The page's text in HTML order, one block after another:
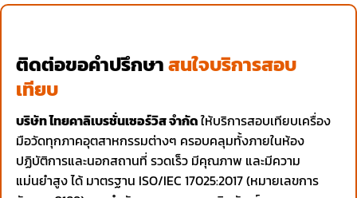
ติดต่อขอคำปรึกษาสนใจบริการสอบ
เทียบ
บริษัท ไทยคาลิเบรชั่นเซอร์วิส จำกัดให้บริการสอบเทียบเครื่อง
มือวัดทุกภาคอุตสาหกรรมต่างๆ ครอบคลุมทั้งภายในห้อง
ปฏิบัติการและนอกสถานที่ รวดเร็ว มีคุณภาพ และมีความ
แม่นยำสูง ได้ มาตรฐาน ISO/IEC 17025:2017 (หมายเลขการ